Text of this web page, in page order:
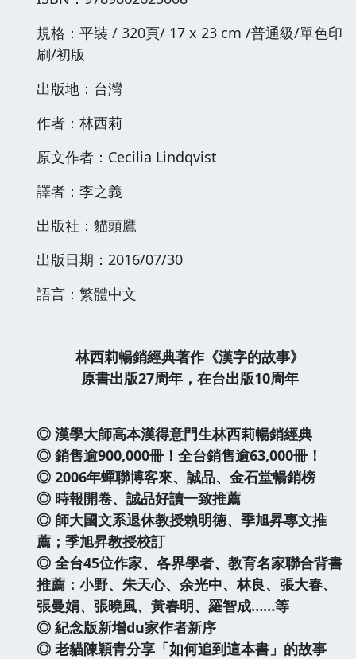
規格：平裝 / 320頁/ 17 x 23 cm /普通級/單色印
刷/初版
出版地：台灣
作者：林西莉
原文作者：Cecilia Lindqvist
譯者：李之義
出版社：貓頭鷹
出版日期：2016/07/30
語言：繁體中文
林西莉暢銷經典著作《漢字的故事》
原書出版27周年，在台出版10周年
◎ 漢學大師高本漢得意門生林西莉暢銷經典
◎ 銷售逾900,000冊！全台銷售逾63,000冊！
◎ 2006年蟬聯博客來、誠品、金石堂暢銷榜
◎ 時報開卷、誠品好讀一致推薦
◎ 師大國文系退休教授賴明德、季旭昇專文推
薦；季旭昇教授校訂
◎ 全台45位作家、各界學者、教育名家聯合背書
推薦：小野、朱天心、余光中、林良、張大春、
張曼娟、張曉風、黃春明、羅智成……等
◎ 紀念版新增du家作者新序
◎ 老貓陳穎青分享「如何追到這本書」的故事